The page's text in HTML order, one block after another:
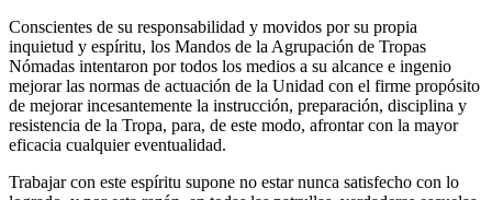
Conscientes de su responsabilidad y movidos por su propia
inquietud y espíritu, los Mandos de la Agrupación de Tropas
Nómadas intentaron por todos los medios a su alcance e ingenio
mejorar las normas de actuación de la Unidad con el firme propósito
de mejorar incesantemente la instrucción, preparación, disciplina y
resistencia de la Tropa, para, de este modo, afrontar con la mayor
eficacia cualquier eventualidad.
Trabajar con este espíritu supone no estar nunca satisfecho con lo